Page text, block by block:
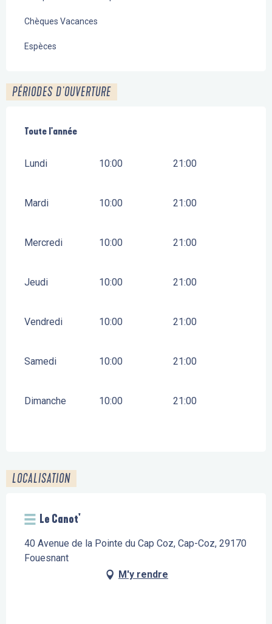
Chèques Vacances
Espèces
PÉRIODES D'OUVERTURE
Toute l'année
Toute l'année
Lundi 10:00 21:00
Mardi 10:00 21:00
Mercredi 10:00 21:00
Jeudi 10:00 21:00
Vendredi 10:00 21:00
Samedi 10:00 21:00
Dimanche 10:00 21:00
LOCALISATION
Le Canot'
40 Avenue de la Pointe du Cap Coz, Cap-Coz, 29170
Fouesnant
M'y rendre